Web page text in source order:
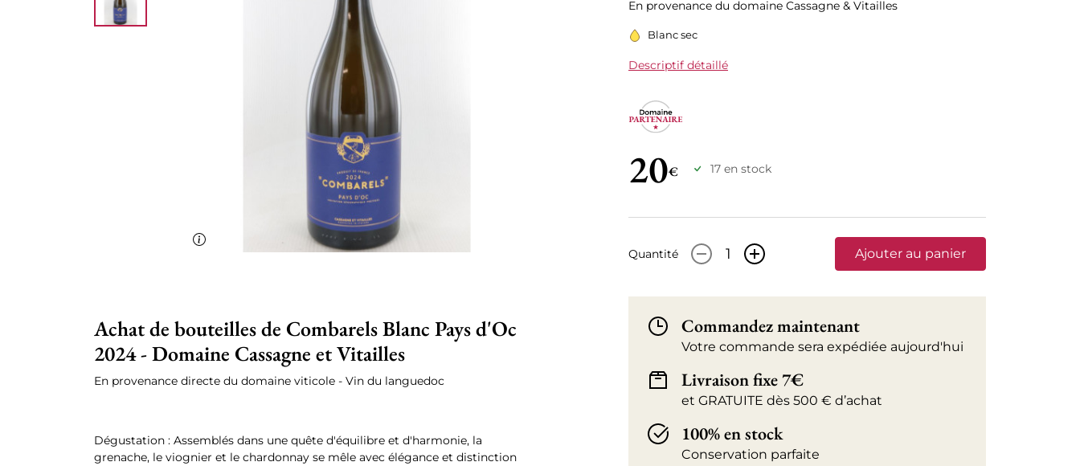
En provenance du domaine Cassagne & Vitailles
Blanc sec
Descriptif détaillé
20€ 17 en stock
Quantité - + Ajouter au panier
Commandez maintenant
Votre commande sera expédiée aujourd'hui
Livraison fixe 7€
et GRATUITE dès 500 € d’achat
100% en stock
Conservation parfaite
Achat de bouteilles de Combarels Blanc Pays d'Oc
2024 - Domaine Cassagne et Vitailles
En provenance directe du domaine viticole - Vin du languedoc
Dégustation : Assemblés dans une quête d'équilibre et d'harmonie, la
grenache, le viognier et le chardonnay se mêle avec élégance et distinction